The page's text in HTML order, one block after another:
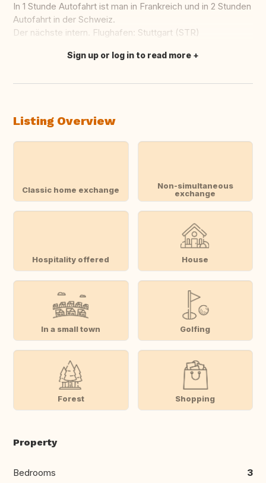
In 1 Stunde Autofahrt ist man in Frankreich und in 2 Stunden
Autofahrt in der Schweiz.
Der nächste intern. Flughafen: Stuttgart (STR)
Translate this
Sign up or log in to read more
Listing Overview
Classic home exchange
Non-simultaneous
exchange
Hospitality offered House
In a small town Golfing
Forest Shopping
Property
Bedrooms 3